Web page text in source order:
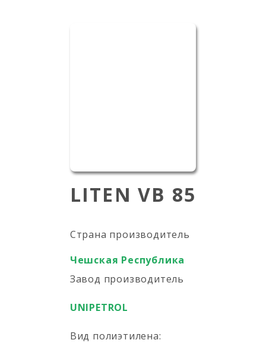
LITEN VB 85
Страна производитель
Чешская Республика
Завод производитель
UNIPETROL
Вид полиэтилена: